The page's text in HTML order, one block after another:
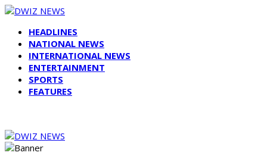
HEADLINES
NATIONAL NEWS
INTERNATIONAL NEWS
ENTERTAINMENT
SPORTS
FEATURES